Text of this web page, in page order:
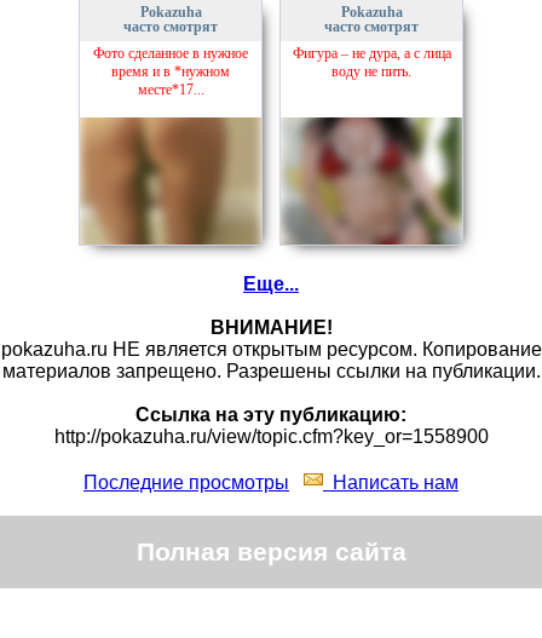
Pokazuha
часто смотрят
Фото сделанное в нужное
время и в *нужном
месте*17...
Pokazuha
часто смотрят
Фигура – не дура, а с лица
воду не пить.
Еще...
ВНИМАНИЕ!
pokazuha.ru НЕ является открытым ресурсом. Копирование
материалов запрещено. Разрешены ссылки на публикации.
Ссылка на эту публикацию:
http://pokazuha.ru/view/topic.cfm?key_or=1558900
Последние просмотры Написать нам
Полная версия сайта